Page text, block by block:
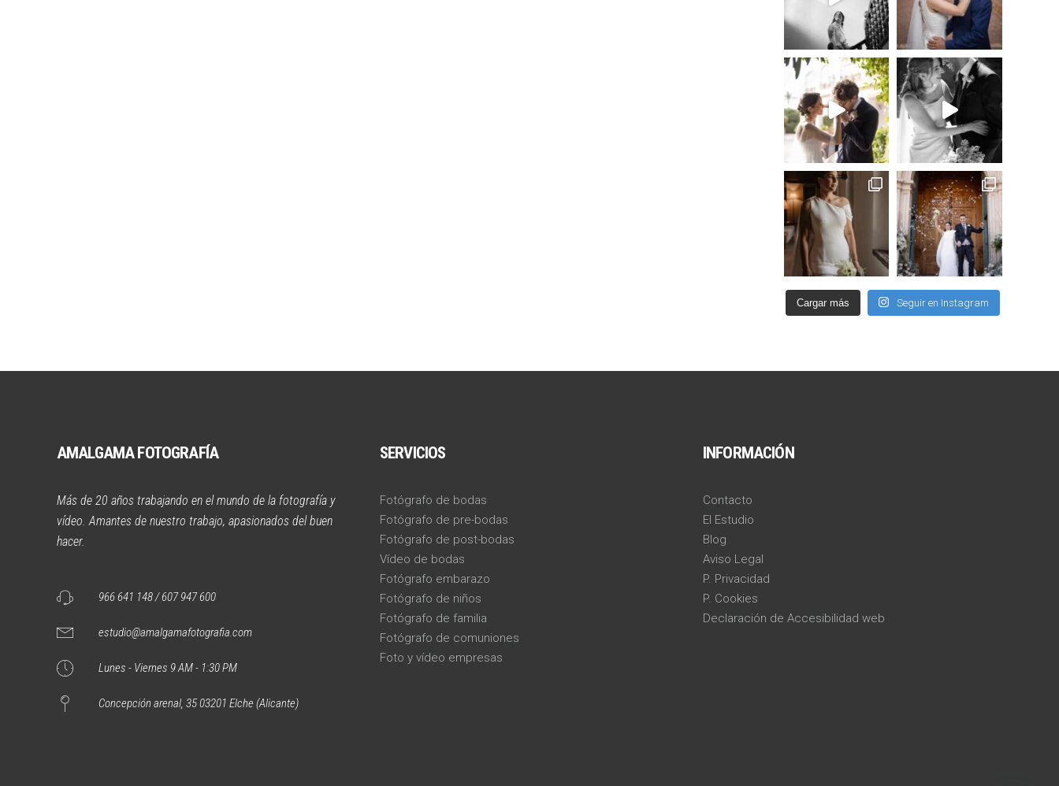
Cargar más Seguir en Instagram
AMALGAMA FOTOGRAFÍA
Más de 20 años trabajando en el mundo de la fotografía y
vídeo. Amantes de nuestro trabajo, apasionados del buen
hacer.
966 641 148 / 607 947 600
estudio@amalgamafotografia.com
Lunes - Viernes 9 AM - 1:30 PM
Concepción arenal, 35 03201 Elche (Alicante)
SERVICIOS
Fotógrafo de bodas
Fotógrafo de pre-bodas
Fotógrafo de post-bodas
Vídeo de bodas
Fotógrafo embarazo
Fotógrafo de niños
Fotógrafo de familia
Fotógrafo de comuniones
Foto y vídeo empresas
INFORMACIÓN
Contacto
El Estudio
Blog
Aviso Legal
P. Privacidad
P. Cookies
Declaración de Accesibilidad web